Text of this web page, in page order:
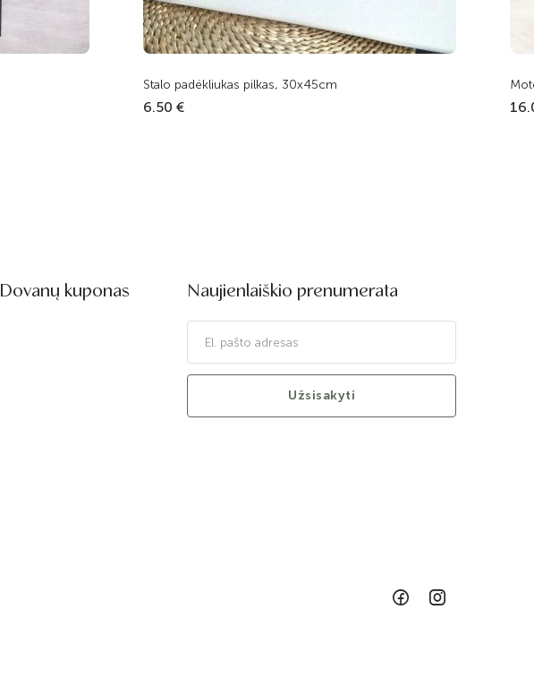
Stalo padėkliukas pilkas, 30x45cm
6.50 €
Naujienlaiškio prenumerata
Užsisakyti
Dovanų kuponas